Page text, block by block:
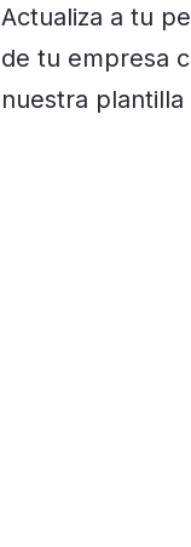
Actualiza a tu
de tu empresa
nuestra plantilla